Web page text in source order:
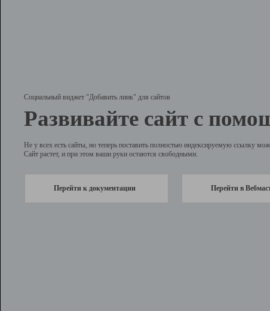
Социальный виджет "Добавить линк" для сайтов
Развивайте сайт с
Не у всех есть сайты, но теперь поставить полностью индексируемую ссылку
Сайт растет, и при этом ваши руки остаются свободными.
Перейти к документации Перейти в